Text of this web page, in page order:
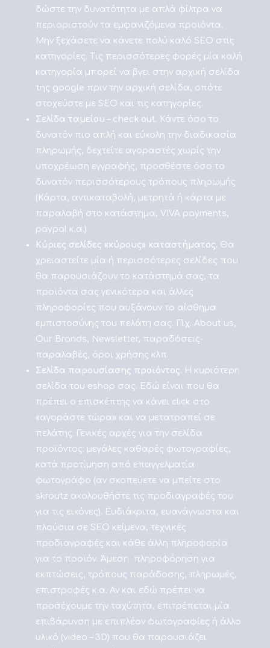
δώστε την δυνατότητα με απλά φίλτρα να
περιοριστούν τα εμφανιζόμενα προϊόντα.
Μην ξεχάσετε να κάνετε πολύ καλό SEO στις
κατηγορίες. Τις περισσότερες φορές μία καλή
κατηγορία μπορεί να βγει στην αρχική σελίδα
της google πριν την αρχική σελίδα, οπότε
στοχεύστε με SEO και τις κατηγορίες.
Σελίδα ταμείου – check out. Κάντε όσο το
δυνατόν πιο απλή και εύκολη την διαδικασία
πληρωμής, δεχτείτε αγοραστές χωρίς την
υποχρέωση εγγραφής, προσθέστε όσο το
δυνατόν περισσότερους τρόπους πληρωμής
(Κάρτα, αντικαταβολή, μετρητά ή κάρτα με
παραλαβή στο κατάστημα, VIVA payments,
paypal κ.α.)
Κύριες σελίδες «κύρους» καταστήματος. Θα
χρειαστείτε μία ή περισσότερες σελίδες που
θα παρουσιάζουν το κατάστημά σας, τα
προϊόντα σας γενικότερα και άλλες
πληροφορίες που αυξάνουν το αίσθημα
εμπιστοσύνης του πελάτη σας. Π.χ. About us,
Our Brands, Newsletter, παραδόσεις-
παραλαβές, όροι χρήσης κλπ
Σελίδα παρουσίασης προϊόντος. Η κυριότερη
σελίδα του eshop σας. Εδώ είναι που θα
πρέπει ο επισκέπτης να κάνει click στο
«αγοράστε τώρα» και να μετατραπεί σε
πελάτης. Γενικές αρχές για την σελίδα
προϊόντος: μεγάλες καθαρές φωτογραφίες,
κατά προτίμηση από επαγγελματία
φωτογράφο (αν σκοπεύετε να μπείτε στο
skroutz ακολουθήστε τις προδιαγραφές του
για τις εικόνες). Ευδιάκριτα, ευανάγνωστα και
πλούσια σε SEO κείμενα, τεχνικές
προδιαγραφές και κάθε άλλη πληροφορία
για το προϊόν. Άμεση πληροφόρηση για
εκπτώσεις, τρόπους παράδοσης, πληρωμές,
επιστροφές κ.α. Αν και εδώ πρέπει να
προσέχουμε την ταχύτητα, επιτρέπεται μία
επιβάρυνση με επιπλέον φωτογραφίες ή άλλο
υλικό (video – 3D) που θα παρουσιάζει